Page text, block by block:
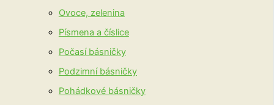
Ovoce, zelenina
Písmena a číslice
Počasí básničky
Podzimní básničky
Pohádkové básničky